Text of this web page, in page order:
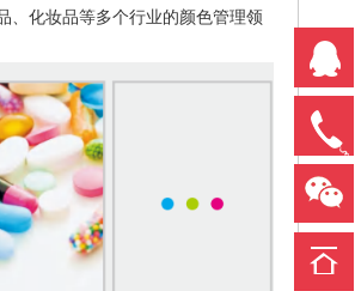
、化妆品等多个行业的颜色管理领